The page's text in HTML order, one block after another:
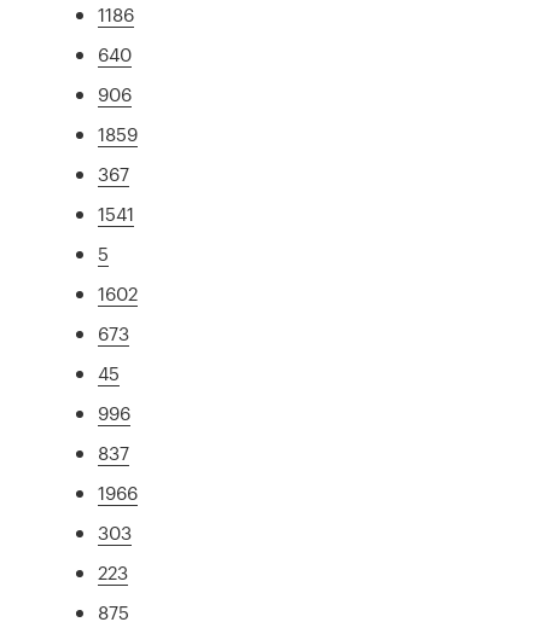
1186
640
906
1859
367
1541
5
1602
673
45
996
837
1966
303
223
875